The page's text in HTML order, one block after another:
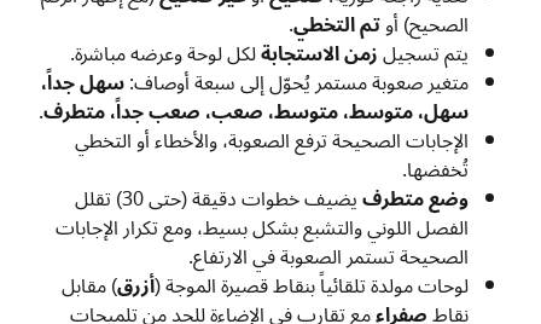
الصحيح) أوتم التخطي.
يتم تسجيلزمن الاستجابةلكل لوحة وعرضه مباشرة.
متغير صعوبة مستمر يُحوّل إلى سبعة أوصاف:سهل جداً،
سهل، متوسط، متوسط، صعب، صعب جداً، متطرف.
الإجابات الصحيحة ترفع الصعوبة، والأخطاء أو التخطي
تُخفضها.
وضع متطرف يضيف خطوات دقيقة (حتى 30) تقلل
الفصل اللوني والتشبع بشكل بسيط، ومع تكرار الإجابات
الصحيحة تستمر الصعوبة في الارتفاع.
لوحات مولدة تلقائياً بنقاط قصيرة الموجة (أزرق) مقابل
نقاطصفراءمع تقارب في الإضاءة للحد من تلميحات